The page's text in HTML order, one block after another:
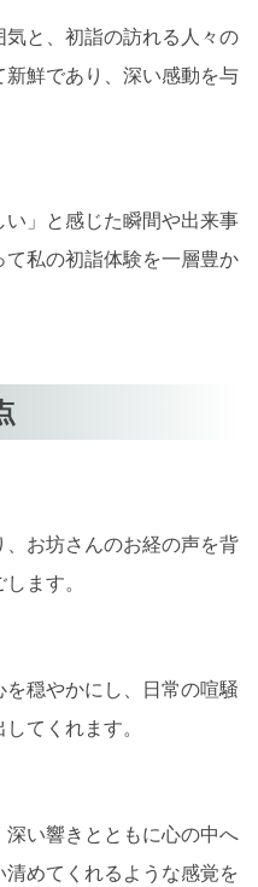
と、初詣の訪れる人々の
鮮であり、深い感動を与
」と感じた瞬間や出来事
私の初詣体験を一層豊か
お坊さんのお経の声を背
ます。
穏やかにし、日常の喧騒
てくれます。
い響きとともに心の中へ
めてくれるような感覚を